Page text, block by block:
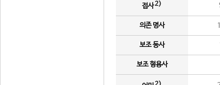
접사2)
의존 명사
보조 동사
보조 형용사